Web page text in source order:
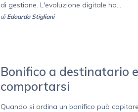
di gestione. L'evoluzione digitale ha...
di Edoardo Stigliani
Bonifico a destinatario
comportarsi
Quando si ordina un bonifico può